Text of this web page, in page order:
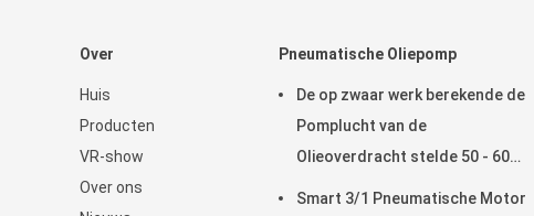
Over
Huis
Producten
VR-show
Over ons
Pneumatische Oliepomp
De op zwaar werk berekende de
Pomplucht van de
Olieoverdracht stelde 50 - 60
Smart 3/1 Pneumatische Motor